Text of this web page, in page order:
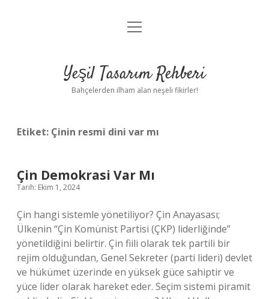
Anasayfa
Yasal Uyarı
menüyü
Yeşil Tasarım Rehberi
Bahçelerden ilham alan neşeli fikirler!
Etiket: Çinin resmi dini var mı
Çin Demokrasi Var Mı
Tarih: Ekim 1, 2024
Çin hangi sistemle yönetiliyor? Çin Anayasası;
Ülkenin “Çin Komünist Partisi (ÇKP) liderliğinde”
yönetildiğini belirtir. Çin fiili olarak tek partili bir
rejim olduğundan, Genel Sekreter (parti lideri) devlet
ve hükümet üzerinde en yüksek güce sahiptir ve
yüce lider olarak hareket eder. Seçim sistemi piramit